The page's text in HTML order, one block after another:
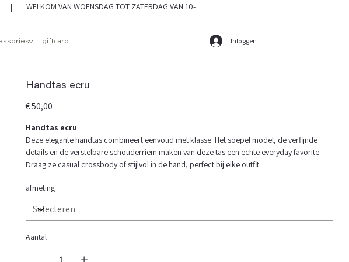
WELKOM VAN WOENSDAG TOT ZATERDAG VAN 10-
giftcard Inloggen
Handtas ecru
Prijs
€ 50,00
Handtas ecru
Deze elegante handtas combineert eenvoud met klasse. Het soepel model, de verfijnde
details en de verstelbare schouderriem maken van deze tas een echte everyday favorite.
Draag ze casual crossbody of stijlvol in de hand, perfect bij elke outfit
afmeting
Aantal